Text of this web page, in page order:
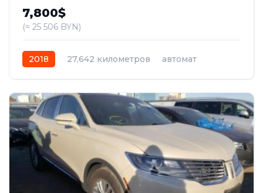
7,800$
(≈ 25 506 BYN)
2018 27,642 километров
автомат